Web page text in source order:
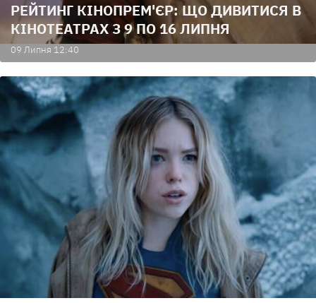
РЕЙТИНГ КІНОПРЕМ'ЄР: ЩО ДИВИТИСЯ В
КІНОТЕАТРАХ З 9 ПО 16 ЛИПНЯ
09 Липня 12:40